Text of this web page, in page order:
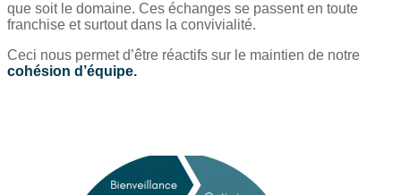
que soit le domaine. Ces échanges se passent en toute
franchise et surtout dans la convivialité.
Ceci nous permet d’être réactifs sur le maintien de notre
cohésion d’équipe.